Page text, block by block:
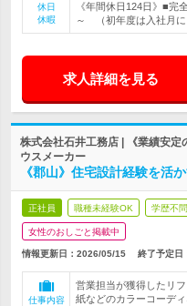
休日
休暇
《年間休日124日》■完
～ （初年度は入社月に
求人詳細を見る
株式会社石井工務店 | 《業績安
ウスメーカー
《郡山》住宅設計経験を活
正社員 職種未経験OK 学歴不問
女性のおしごと掲載中
情報更新日：2026/05/15 終了予定日
仕事内容
営業担当が獲得したリ
紙などのカラーコーデ